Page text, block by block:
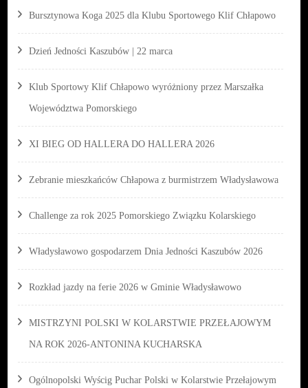
Bursztynowa Koga 2025 dla Klubu Sportowego Klif Chłapowo
Dzień Jedności Kaszubów | 22 marca
Klub Sportowy Klif Chłapowo wyróżniony przez Marszałka
Województwa Pomorskiego
XI BIEG OD HALLERA DO HALLERA 2026
Zebranie mieszkańców Chłapowa z burmistrzem Władysławowa
Challenge za rok 2025 Pomorskiego Związku Kolarskiego
Władysławowo gospodarzem Dnia Jedności Kaszubów 2026
Rozkład jazdy na ferie 2026 w Gminie Władysławowo
MISTRZYNI POLSKI W KOLARSTWIE PRZEŁAJOWYM
NA ROK 2026-ANTONINA KUCHARSKA
Ogólnopolski Wyścig Puchar Polski w Kolarstwie Przełajowym